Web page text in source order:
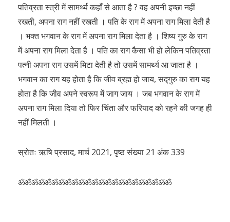
पतिव्रता स्त्री में सामर्थ्य कहाँ से आता है ? वह अपनी इच्छा नहीं
रखती, अपना राग नहीं रखती । पति के राग में अपना राग मिला देती है
। भक्त भगवान के राग में अपना राग मिला देता है । शिष्य गुरु के राग
में अपना राग मिला देता है । पति का राग कैसा भी हो लेकिन पतिव्रता
पत्नी अपना राग उसमें मिटा देती है तो उसमें सामर्थ्य आ जाता है ।
भगवान का राग यह होता है कि जीव ब्रह्म हो जाय, सद्गुरु का राग यह
होता है कि जीव अपने स्वरूप में जाग जाय । जब भगवान के राग में
अपना राग मिला दिया तो फिर चिंता और फरियाद को रहने की जगह ही
नहीं मिलती ।
स्रोतः ऋषि प्रसाद, मार्च 2021, पृष्ठ संख्या 21 अंक 339
ॐॐॐॐॐॐॐॐॐॐॐॐॐॐॐॐॐॐॐॐॐॐॐ